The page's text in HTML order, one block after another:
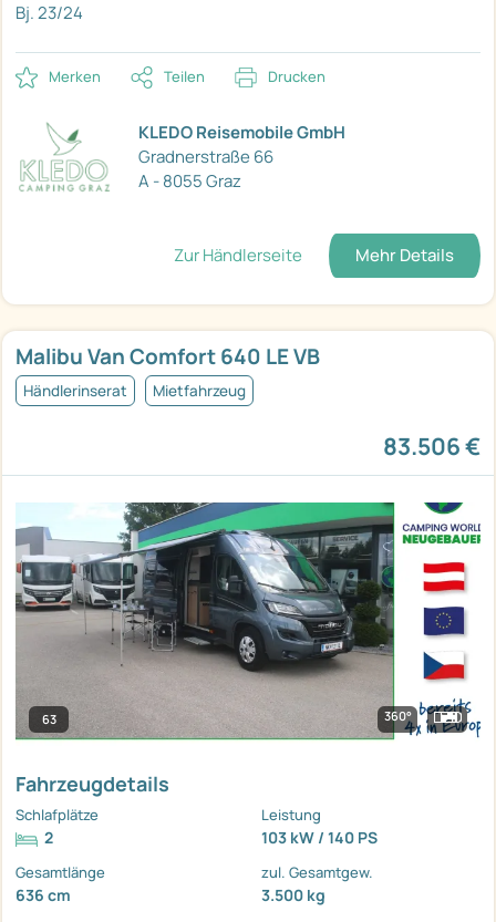
Bj. 23/24
Merken Teilen Drucken
KLEDO Reisemobile GmbH
Gradnerstraße 66
A - 8055 Graz
Zur Händlerseite Mehr Details
Malibu Van Comfort 640 LE VB
Händlerinserat Mietfahrzeug
83.506 €
63 360°
Fahrzeugdetails
Schlafplätze
2
Leistung
103 kW / 140 PS
Gesamtlänge
636 cm
zul. Gesamtgew.
3.500 kg